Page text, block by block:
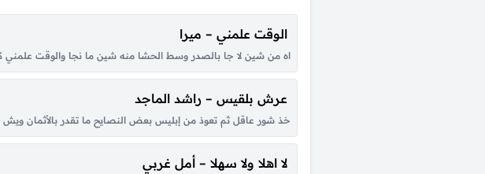
الوقت علمني – ميرا
اه من شين لا جا بالصدر وسط الحشا منه شين ما نجا والوقت علمني
عرش بلقيس – راشد الماجد
خذ شور عاقل ثم تعوذ من إبليس بعض النصايح ما تقدر بالأثمان
لا اهلا ولا سهلا – أمل غربي